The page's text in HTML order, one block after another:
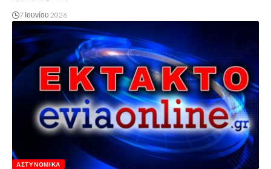
7 Ιουνίου 2026
ΑΣΤΥΝΟΜΙΚΆ